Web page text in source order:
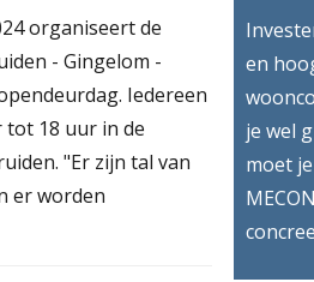
organiseert de
- Gingelom -
Iedereen
tot 18 uur in de
"Er zijn tal van
er worden
en
je wel
moet